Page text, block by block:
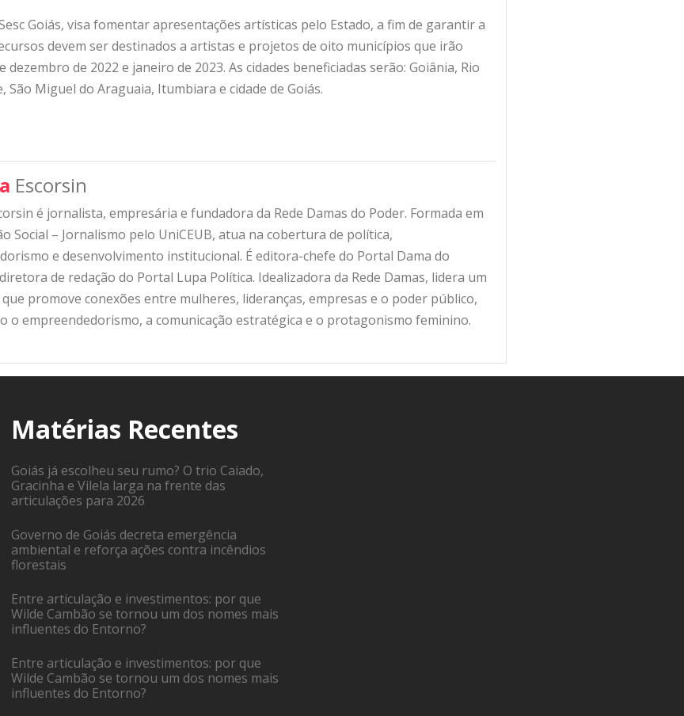
Goiás, visa fomentar apresentações artísticas pelo Estado, a fim de garantir a
devem ser destinados a artistas e projetos de oito municípios que irão
de 2022 e janeiro de 2023. As cidades beneficiadas serão: Goiânia, Rio
São Miguel do Araguaia, Itumbiara e cidade de Goiás.
Escorsin
é jornalista, empresária e fundadora da Rede Damas do Poder. Formada em
Social – Jornalismo pelo UniCEUB, atua na cobertura de política,
e desenvolvimento institucional. É editora-chefe do Portal Dama do
de redação do Portal Lupa Política. Idealizadora da Rede Damas, lidera um
promove conexões entre mulheres, lideranças, empresas e o poder público,
o empreendedorismo, a comunicação estratégica e o protagonismo feminino.
Matérias Recentes
Goiás já escolheu seu rumo? O trio Caiado,
Gracinha e Vilela larga na frente das
articulações para 2026
Governo de Goiás decreta emergência
ambiental e reforça ações contra incêndios
florestais
Entre articulação e investimentos: por que
Wilde Cambão se tornou um dos nomes mais
influentes do Entorno?
Entre articulação e investimentos: por que
Wilde Cambão se tornou um dos nomes mais
influentes do Entorno?